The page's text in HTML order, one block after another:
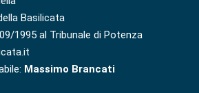
Basilicata
1995 al Tribunale di Potenza
Massimo Brancati